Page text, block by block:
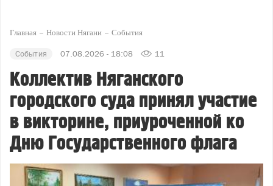
Главная Новости Нягани События
События 07.08.2026 - 18:08 11
Коллектив Няганского
городского суда принял участие
в викторине, приуроченной ко
Дню Государственного флага